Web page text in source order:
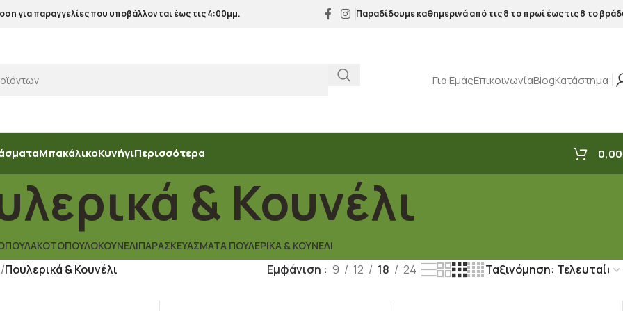
για παραγγελίες που υποβάλλονται έως τις 4:00μμ. Παραδίδουμε καθημερινά από τις 8 το πρωί έως τις 8 το
Για ΕμάςΕπικοινωνίαBlogΚατάστημα
ΜπακάλικοΚυνήγιΠερισσότερα 0,00
& Κουνέλι
ΚΟΤΌΠΟΥΛΟΚΟΥΝΈΛΙΠΑΡΑΣΚΕΥΆΣΜΑΤΑ ΠΟΥΛΕΡΙΚΆ & ΚΟΥΝΈΛΙ
/Πουλερικά & Κουνέλι Εμφάνιση 9 12 18 24